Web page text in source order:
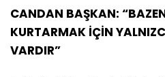
CANDAN BAŞKAN:
KURTARMAK İÇİN
VARDIR”